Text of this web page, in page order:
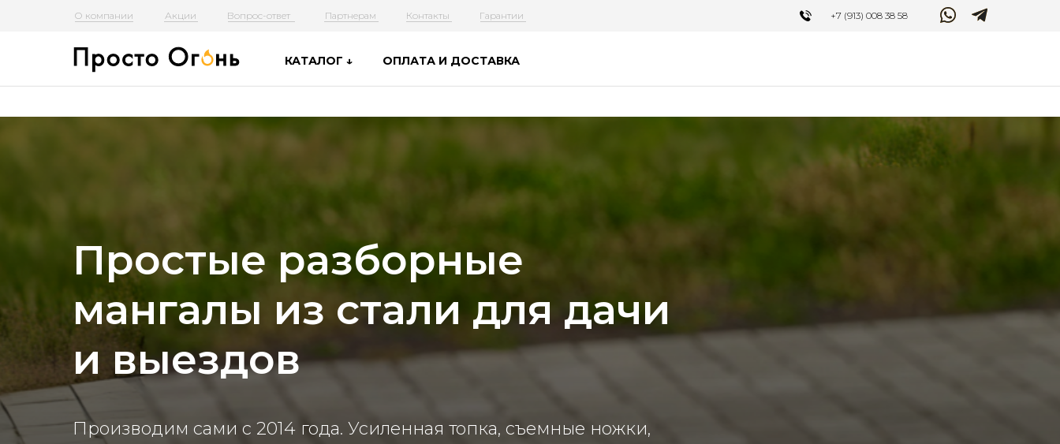
О компании Акции Вопрос-ответ Партнерам Контакты +7 (913) 008 38 58
ОПЛАТА И ДОСТАВКА
⠀КАТАЛОГ ↓
Гарантии
Простые разборные
мангалы из стали для дачи
и выездов
Производим сами с 2014 года. Усиленная топка, съемные ножки,